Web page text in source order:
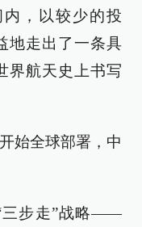
，以较少的投
地走出了一条具
界航天史上书写
始全球部署，中
三步走”战略——